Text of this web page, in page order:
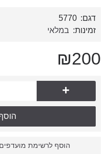
דגם: 5770
זמינות: במלאי
₪200
+
הוסף לרשימת מועדפים